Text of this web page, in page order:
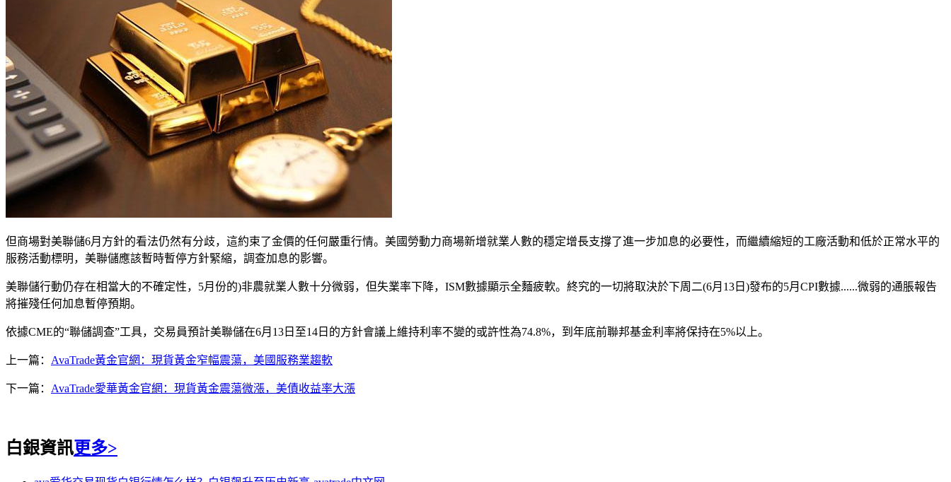
但商場對美聯儲6月方針的看法仍然有分歧，這約束了金價的任何嚴重行情。美國勞動力商場新增就業人數的穩定增長支撐了進一步加息的必要性，而繼續縮短的工廠活動和低於正常水平的
服務活動標明，美聯儲應該暫時暫停方針緊縮，調查加息的影響。
美聯儲行動仍存在相當大的不確定性，5月份的)非農就業人數十分微弱，但失業率下降，ISM數據顯示全麵疲軟。終究的一切將取決於下周二(6月13日)發布的5月CPI數據......微弱的通脹報告
將摧殘任何加息暫停預期。
依據CME的“聯儲調查”工具，交易員預計美聯儲在6月13日至14日的方針會議上維持利率不變的或許性為74.8%，到年底前聯邦基金利率將保持在5%以上。
上一篇： AvaTrade黃金官網：現貨黃金窄幅震蕩，美國服務業趨軟
下一篇： AvaTrade愛華黃金官網：現貨黃金震蕩微漲，美債收益率大漲
白銀資訊更多>